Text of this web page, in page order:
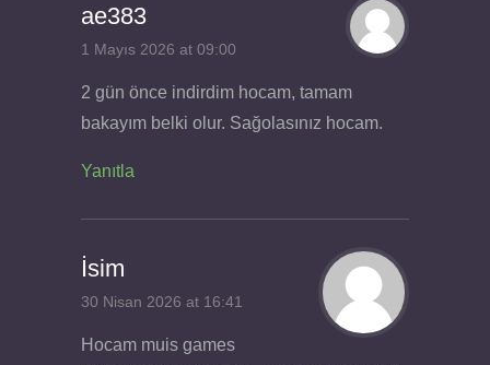
ae383
1 Mayıs 2026 at 09:00
2 gün önce indirdim hocam, tamam
bakayım belki olur. Sağolasınız hocam.
Yanıtla
İsim
30 Nisan 2026 at 16:41
Hocam muis games